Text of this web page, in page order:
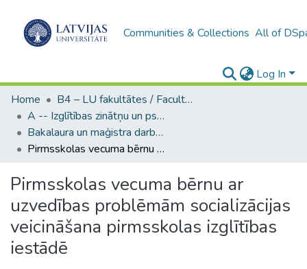
Communities & Collections All of
Log In
Home
B4 – LU fakultātes / Faculties of the UL
A -- Izglītības zinātņu un psiholoģijas fakultāte / Faculty of Education Sciences and Psychology
Bakalaura un maģistra darbi (PPMF) / Bachelor's and Master's theses
Pirmsskolas vecuma bērnu ar uzvedības problēmām socializācijas veicināšana pirmsskolas izglītības iestādē
Pirmsskolas vecuma bērnu ar
uzvedības problēmām socializācijas
veicināšana pirmsskolas izglītības
iestādē